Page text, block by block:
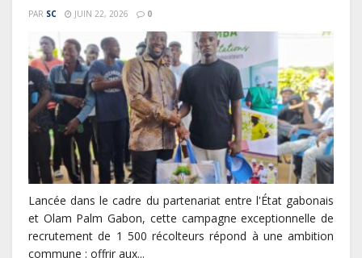
PAR SC JUIN 22, 2026 0
Lancée dans le cadre du partenariat entre l'État gabonais
et Olam Palm Gabon, cette campagne exceptionnelle de
recrutement de 1 500 récolteurs répond à une ambition
commune : offrir aux...